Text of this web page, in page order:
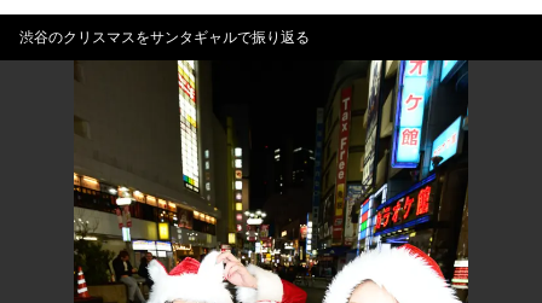
渋谷のクリスマスをサンタギャルで振り返る